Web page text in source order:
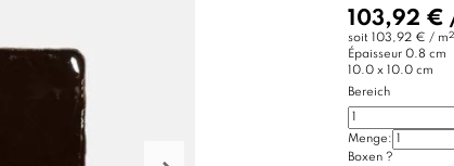
103,92 €
soit 103,92 € / m2
Épaisseur 0.8 cm
10.0 x 10.0 cm
Bereich
Menge:
Boxen ?